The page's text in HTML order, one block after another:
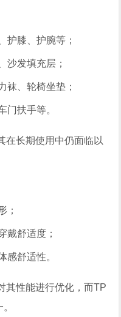
护膝、护腕等；
沙发填充层；
袜、轮椅坐垫；
门扶手等。
在长期使用中仍面临以
；
戴舒适度；
感舒适性。
其性能进行优化，而TP